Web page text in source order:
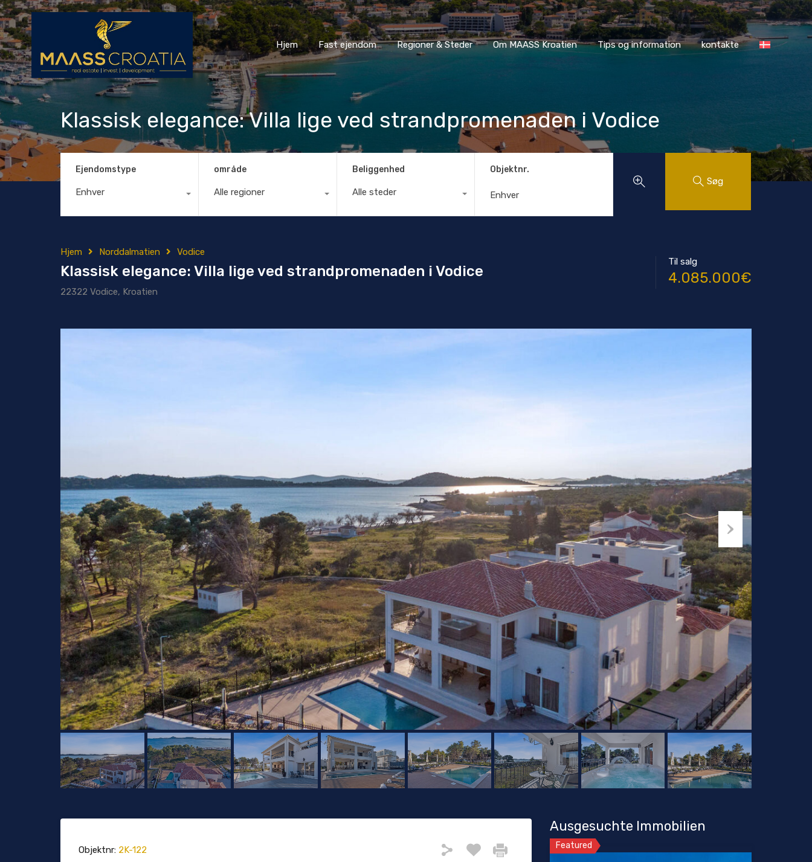
Hjem Fast ejendom Regioner & Steder Om MAASS Kroatien Tips og information kontakte
Hjem Fast ejendom Regioner & Steder Om MAASS Kroatien Tips og information kontakte
Klassisk elegance: Villa lige ved strandpromenaden i Vodice
Ejendomstype
Enhver
område
Alle regioner
Beliggenhed
Alle steder
Objektnr.
Søg
Hjem Norddalmatien Vodice
Klassisk elegance: Villa lige ved strandpromenaden i Vodice
22322 Vodice, Kroatien
Til salg
4.085.000€
Objektnr: 2K-122
Ausgesuchte Immobilien
Featured